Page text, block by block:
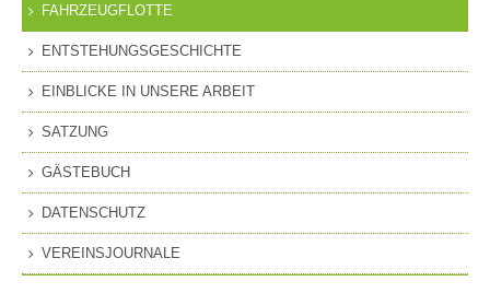
FAHRZEUGFLOTTE
ENTSTEHUNGSGESCHICHTE
EINBLICKE IN UNSERE ARBEIT
SATZUNG
GÄSTEBUCH
DATENSCHUTZ
VEREINSJOURNALE